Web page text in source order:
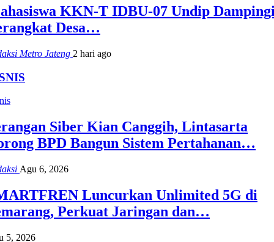
KKN-T IDBU-07 Undip
Desa…
Metro Jateng 2 hari ago
Siber Kian Canggih, Lintasarta
BPD Bangun Sistem Pertahanan…
Agu 6, 2026
Luncurkan Unlimited 5G di
Perkuat Jaringan dan…
5, 2026